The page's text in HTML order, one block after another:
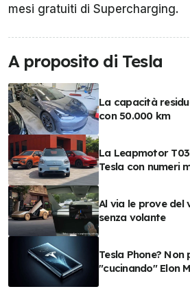
mesi gratuiti di Supercharging.
A proposito di Tesla
La capacità
con 50.000 km
La Leapmotor
Tesla con numeri
Al via le prove del
senza volante
Tesla Phone?
"cucinando" Elon